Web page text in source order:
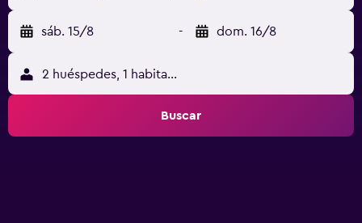
sáb. 15/8 - dom. 16/8
2 huéspedes, 1 habitación
Buscar